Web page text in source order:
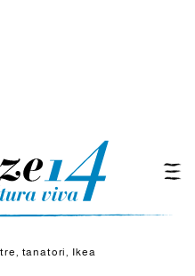
tanatori, Ikea